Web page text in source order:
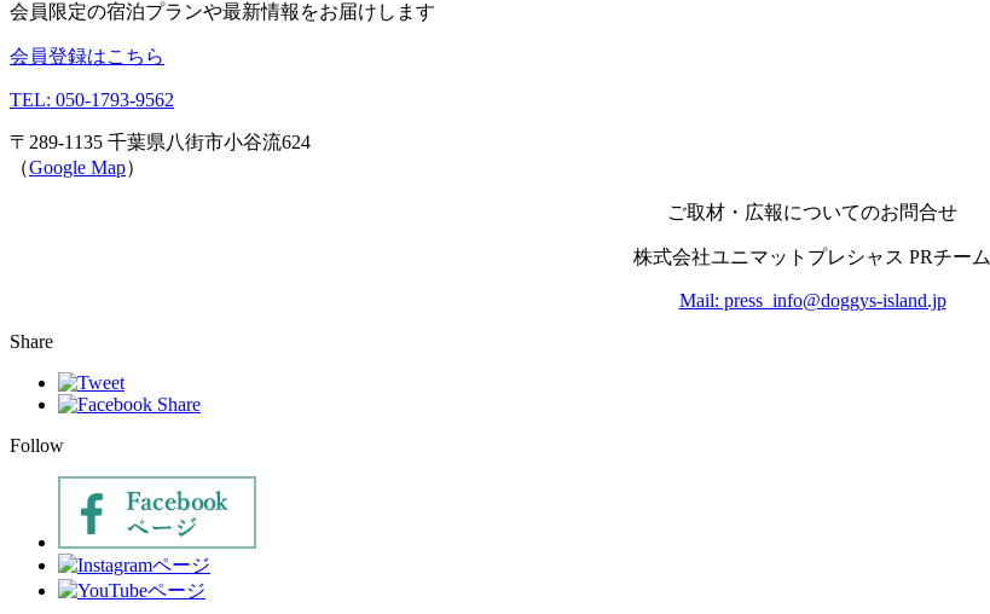
会員限定の宿泊プランや最新情報をお届けします
会員登録はこちら
TEL: 050-1793-9562
〒289-1135 千葉県八街市小谷流624
（Google Map）
ご取材・広報についてのお問合せ
株式会社ユニマットプレシャス PRチーム
Mail: press_info@doggys-island.jp
Share
Follow